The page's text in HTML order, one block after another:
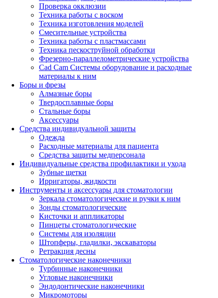
Проверка окклюзии
Техника работы с воском
Техника изготовления моделей
Смесительные устройства
Техника работы с пластмассами
Техника пескоструйной обработки
Фрезерно-параллелометрические устройства
Cad Cam Системы оборудование и расходные
материалы к ним
Боры и фрезы
Алмазные боры
Твердосплавные боры
Стальные боры
Аксессуары
Средства индивидуальной защиты
Одежда
Расходные материалы для пациента
Средства защиты медперсонала
Индивидуальные средства профилактики и ухода
Зубные щетки
Ирригаторы, жидкости
Инструменты и аксессуары для стоматологии
Зеркала стоматологические и ручки к ним
Зонды стоматологические
Кисточки и аппликаторы
Пинцеты стоматологические
Системы для изоляции
Штопферы, гладилки, экскаваторы
Ретракция десны
Стоматологические наконечники
Турбинные наконечники
Угловые наконечники
Эндодонтические наконечники
Микромоторы